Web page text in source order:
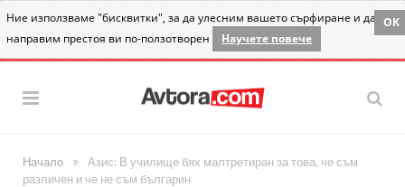
Ние използваме "бисквитки", за да улесним вашето сърфиране и да
направим престоя ви по-ползотворен
Научете повече
OK
Начало »
Азис: В училище бях малтретиран за това, че съм
различен и че не съм българин